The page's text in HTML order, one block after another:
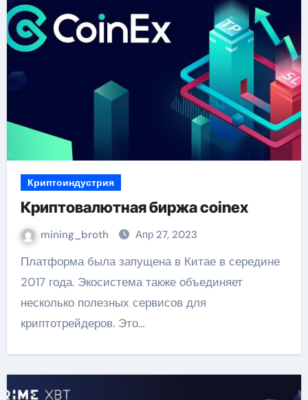
Криптоиндустрия
Криптовалютная биржа coinex
mining_broth Апр 27, 2023
Платформа была запущена в Китае в середине
2017 года. Экосистема также объединяет
несколько полезных сервисов для
криптотрейдеров. Это…